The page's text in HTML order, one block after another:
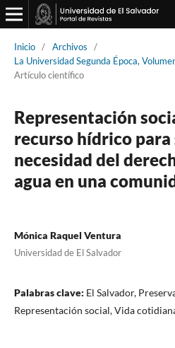
Inicio / Archivos
/
La Universidad Segunda Época,
Artículo científico
Representación
recurso hídrico
necesidad del
agua en una
Mónica Raquel Ventura
Universidad de El Salvador
Palabras clave: El Salvador,
Representación social, Vida